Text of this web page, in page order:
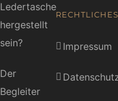
Ledertasche
hergestellt
sein?
Der
Begleiter
RECHTLICHES
Impressum